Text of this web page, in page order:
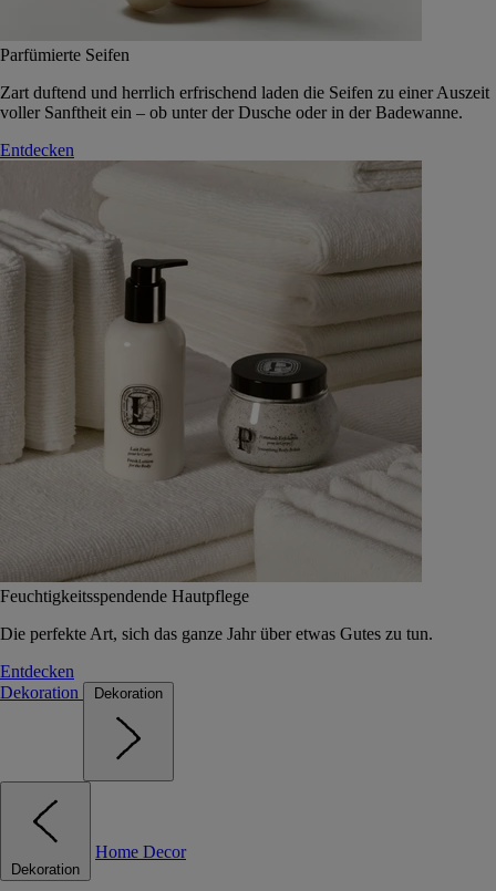
Parfümierte Seifen
Zart duftend und herrlich erfrischend laden die Seifen zu einer Auszeit
voller Sanftheit ein – ob unter der Dusche oder in der Badewanne.
Entdecken
Feuchtigkeitsspendende Hautpflege
Die perfekte Art, sich das ganze Jahr über etwas Gutes zu tun.
Entdecken
Dekoration
Dekoration
Dekoration
Home Decor